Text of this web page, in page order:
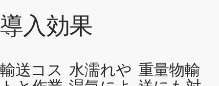
導入効果
輸送コス 水濡れや 重量物輸